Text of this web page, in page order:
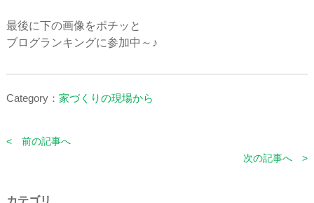
最後に下の画像をポチッと
ブログランキングに参加中～♪
Category： 家づくりの現場から
< 前の記事へ
次の記事へ >